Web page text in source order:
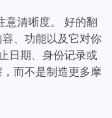
意清晰度。 好的翻
、功能以及它对你
日期、身份记录或
而不是制造更多摩